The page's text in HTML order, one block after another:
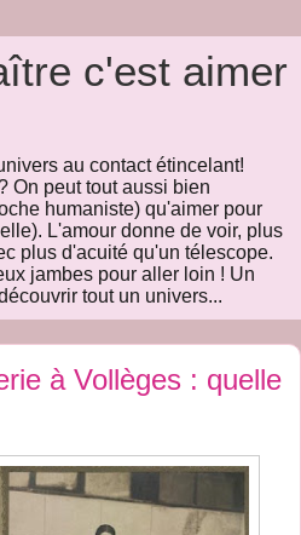
c'est aimer
au contact étincelant!
On peut tout aussi bien
humaniste) qu'aimer pour
L'amour donne de voir, plus
plus d'acuité qu'un télescope.
jambes pour aller loin ! Un
tout un univers...
à Vollèges : quelle